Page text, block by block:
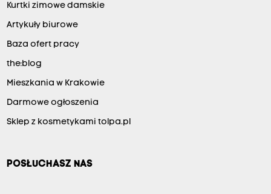
Kurtki zimowe damskie
Artykuły biurowe
Baza ofert pracy
the:blog
Mieszkania w Krakowie
Darmowe ogłoszenia
Sklep z kosmetykami tolpa.pl
POSŁUCHASZ NAS